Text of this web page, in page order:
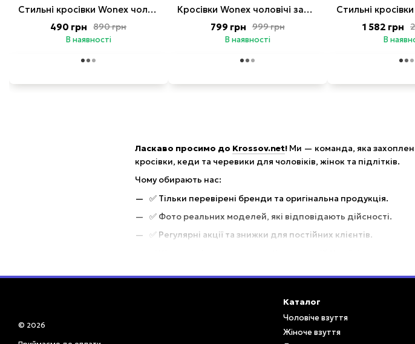
Стильні кросівки Wonex чоловічий текстильні білі 42р.
890 грн
490 грн
В наявності
Кросівки Wonex чоловічі замшеві, текстильні темно-сині
999 грн
799 грн
В наявності
1 582 грн
В
Ласкаво просимо до Krossov.net!Ми — команда, яка
кросівки, кеди та черевики для чоловіків, жінок та підлітків.
Чому обирають нас:
✅ Тільки перевірені бренди та оригінальна продукція.
✅ Фото реальних моделей, які відповідають дійсності.
✅ Регулярні акції та знижки для постійних клієнтів.
© 2026
Каталог
Чоловіче взуття
Жіноче взуття